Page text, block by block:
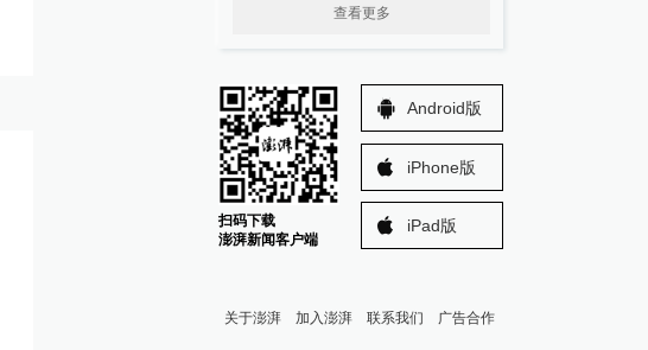
查看更多
扫码下载
澎湃新闻客户端
Android版
iPhone版
iPad版
关于澎湃 加入澎湃 联系我们 广告合作